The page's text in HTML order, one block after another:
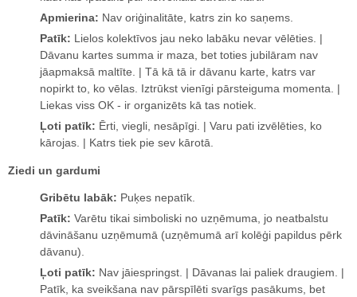
Apmierina: Nav oriģinalitāte, katrs zin ko saņems.
Patīk: Lielos kolektīvos jau neko labāku nevar vēlēties. |
Dāvanu kartes summa ir maza, bet toties jubilāram nav
jāapmaksā maltīte. | Tā kā tā ir dāvanu karte, katrs var
nopirkt to, ko vēlas. Iztrūkst vienīgi pārsteiguma momenta. |
Liekas viss OK - ir organizēts kā tas notiek.
Ļoti patīk: Ērti, viegli, nesāpīgi. | Varu pati izvēlēties, ko
kārojas. | Katrs tiek pie sev kārotā.
Ziedi un gardumi
Gribētu labāk: Puķes nepatīk.
Patīk: Varētu tikai simboliski no uzņēmuma, jo neatbalstu
dāvināšanu uzņēmumā (uzņēmumā arī kolēģi papildus pērk
dāvanu).
Ļoti patīk: Nav jāiespringst. | Dāvanas lai paliek draugiem. |
Patīk, ka sveikšana nav pārspīlēti svarīgs pasākums, bet